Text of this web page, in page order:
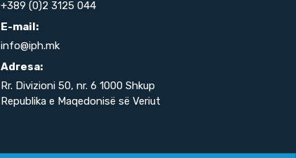
+389 (0)2 3125 044
E-mail:
info@iph.mk
Adresa:
Rr. Divizioni 50, nr. 6 1000 Shkup
Republika e Maqedonisë së Veriut